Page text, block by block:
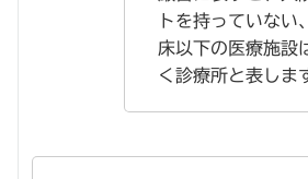
トを持っていな
床以下の医療施設
く診療所と表しま